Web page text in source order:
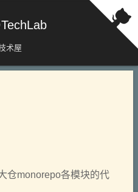
术屋
仓monorepo各模块的代